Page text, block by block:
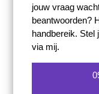
jouw vraag
beantwoorden?
handbereik. Stel
via mij.